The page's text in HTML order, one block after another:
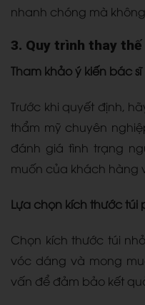
nhanh chóng mà
3. Quy trình thay
Tham khảo ý kiến bác sĩ
Trước khi quyết định,
thẩm mỹ chuyên
đánh giá tình trạng
muốn của khách hàng
Lựa chọn kích thước túi
Chọn kích thước túi
vóc dáng và mong
vấn để đảm bảo kết